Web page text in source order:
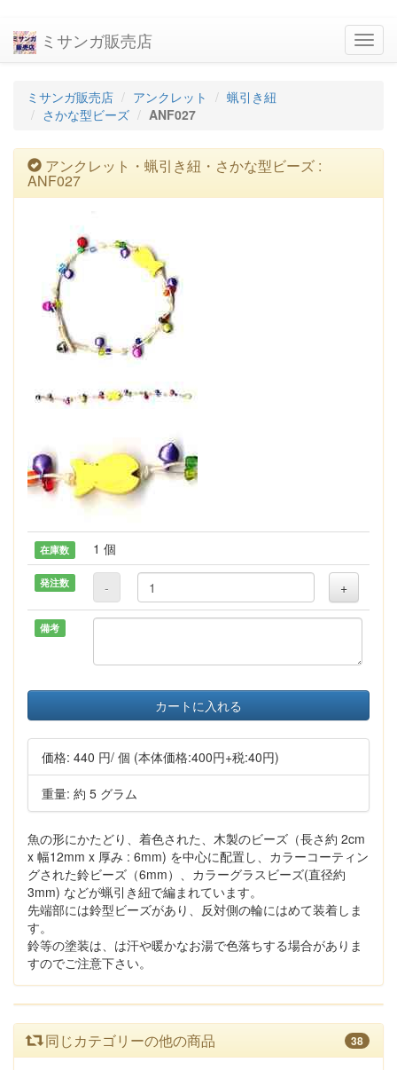
ミサンガ販売店
ミサンガ販売店 アンクレット
蝋引き紐
さかな型ビーズ
ANF027
アンクレット・蝋引き紐・さかな型ビーズ :
ANF027
在庫数 1 個
発注数 - +
備考
カートに入れる
価格: 440 円/ 個 (本体価格:400円+税:40円)
重量: 約 5 グラム
魚の形にかたどり、着色された、木製のビーズ（長さ約 2cm
x 幅12mm x 厚み : 6mm) を中心に配置し、カラーコーティン
グされた鈴ビーズ（6mm）、カラーグラスビーズ(直径約
3mm) などが蝋引き紐で編まれています。
先端部には鈴型ビーズがあり、反対側の輪にはめて装着しま
す。
鈴等の塗装は、は汗や暖かなお湯で色落ちする場合がありま
すのでご注意下さい。
同じカテゴリーの他の商品 38